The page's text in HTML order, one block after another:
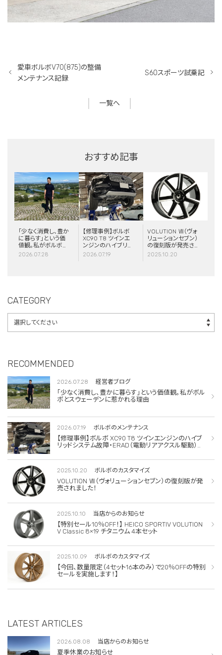
愛車ボルボV70(875)の整備
メンテナンス記録
一覧へ
S60スポーツ試乗記
おすすめ記事
「少なく消費し、豊か
に暮らす」という価
値観。私がボルボと
スウェーデンに惹か
2026.07.28
【修理事例】ボルボ
XC90 T8 ツインエ
ンジンのハイブリッ
ドシステム故障・
2026.07.19
VOLUTION Ⅶ（ヴォ
リューションセブン）
の復刻版が発売さ
れました！
2025.10.20
CATEGORY
RECOMMENDED
2026.07.28 経営者ブログ
「少なく消費し、豊かに暮らす」という価値観。私がボル
ボとスウェーデンに惹かれる理由
2026.07.19 ボルボのメンテナンス
【修理事例】ボルボ XC90 T8 ツインエンジンのハイブ
リッドシステム故障・ERAD（電動リアアクスル駆動）交
2025.10.20 ボルボのカスタマイズ
VOLUTION Ⅶ（ヴォリューションセブン）の復刻版が発
売されました！
2025.10.10 当店からのお知らせ
【特別セール10％OFF！】 HEICO SPORTIV VOLUTION
V Classic 8×19 チタニウム 4本セット
2025.10.09 ボルボのカスタマイズ
【今回、数量限定（4セット16本のみ）で20％OFFの特別
セールを実施します！】
LATEST ARTICLES
2026.08.08 当店からのお知らせ
夏季休業のお知らせ